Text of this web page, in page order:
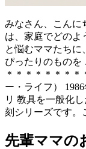
みなさん、こんに
は、家庭でどのよ
と悩むママたちに
ぴったりのものを
＊＊＊＊＊＊＊＊
ー・ライフ）
リ 教具を一般化
刻シリーズです
先輩ママの